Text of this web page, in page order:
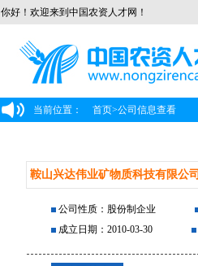
你好！欢迎来到中国农资人才网！
当前位置： 首页>公司信息查看
鞍山兴达伟业矿物质科技有限公司
公司性质：股份制企业
成立日期：2010-03-30